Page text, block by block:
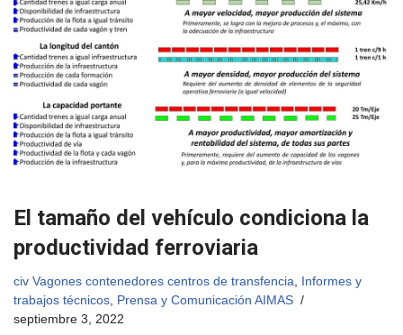
El tamaño del vehículo condiciona la
productividad ferroviaria
civ Vagones contenedores centros de transfencia
Informes y
trabajos técnicos Prensa y Comunicación AIMAS
septiembre 3, 2022